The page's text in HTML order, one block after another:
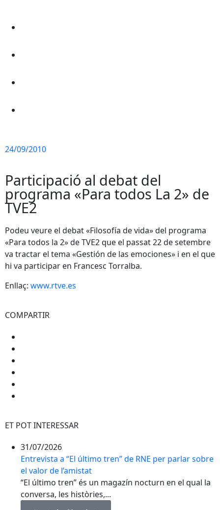
24/09/2010
Participació al debat del
programa «Para todos La 2» de
TVE2
Podeu veure el debat «Filosofía de vida» del programa
«Para todos la 2» de TVE2 que el passat 22 de setembre
va tractar el tema «Gestión de las emociones» i en el que
hi va participar en Francesc Torralba.
Enllaç: www.rtve.es
COMPARTIR
ET POT INTERESSAR
31/07/2026
Entrevista a “El último tren” de RNE per parlar sobre
el valor de l’amistat
“El último tren” és un magazín nocturn en el qual la
conversa, les històries,...